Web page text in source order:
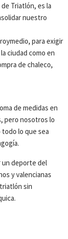
Triatlón, es la
nuestro
para exigir
ciudad como en
de chaleco,
de medidas en
pero nosotros lo
lo que sea
un deporte del
y valencianas
sin